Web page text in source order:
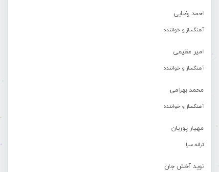
احمد رضایی
آهنگساز و خواننده
امیر مقیمی
آهنگساز و خواننده
محمد بهرامی
آهنگساز و خواننده
مهیار پوریان
ترانه سرا
نوید آخش جان